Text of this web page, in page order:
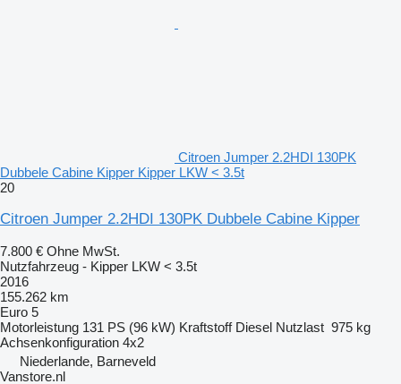
Citroen Jumper 2.2HDI 130PK
Dubbele Cabine Kipper Kipper LKW < 3.5t
20
Citroen Jumper 2.2HDI 130PK Dubbele Cabine Kipper
7.800 € Ohne MwSt.
Nutzfahrzeug - Kipper LKW < 3.5t
2016
155.262 km
Euro 5
Motorleistung 131 PS (96 kW) Kraftstoff Diesel Nutzlast 975 kg
Achsenkonfiguration 4x2
Niederlande, Barneveld
Vanstore.nl